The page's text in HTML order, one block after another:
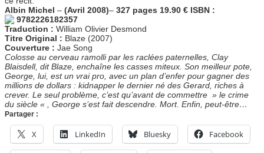
Albin Michel – (Avril 2008)– 327 pages 19.90 € ISBN :
9782226182357
Traduction : William Olivier Desmond
Titre Original : Blaze (2007)
Couverture : Jae Song
Colosse au cerveau ramolli par les raclées paternelles, Clay
Blaisdell, dit Blaze, enchaîne les casses miteux. Son meilleur pote,
George, lui, est un vrai pro, avec un plan d’enfer pour gagner des
millions de dollars : kidnapper le dernier né des Gerard, riches à
crever. Le seul problème, c’est qu’avant de commettre » le crime
du siècle « , George s’est fait descendre. Mort. Enfin, peut-être…
Partager :
X LinkedIn Bluesky Facebook